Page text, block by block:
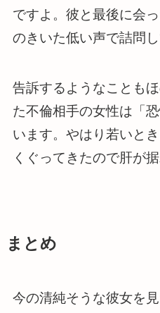
ですよ。彼と最後に会
のきいた低い声で詰問し
告訴するようなことも
た不倫相手の女性は「
います。やはり若いと
くぐってきたので肝が
まとめ
今の清純そうな彼女を